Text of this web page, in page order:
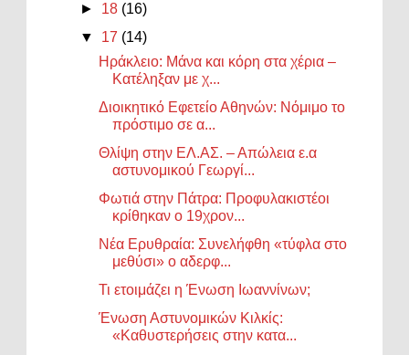
► 18 (16)
▼ 17 (14)
Ηράκλειο: Μάνα και κόρη στα χέρια –
Κατέληξαν με χ...
Διοικητικό Εφετείο Αθηνών: Νόμιμο το
πρόστιμο σε α...
Θλίψη στην ΕΛ.ΑΣ. – Απώλεια ε.α
αστυνομικού Γεωργί...
Φωτιά στην Πάτρα: Προφυλακιστέοι
κρίθηκαν ο 19χρον...
Νέα Ερυθραία: Συνελήφθη «τύφλα στο
μεθύσι» ο αδερφ...
Τι ετοιμάζει η Ένωση Ιωαννίνων;
Ένωση Αστυνομικών Κιλκίς:
«Καθυστερήσεις στην κατα...